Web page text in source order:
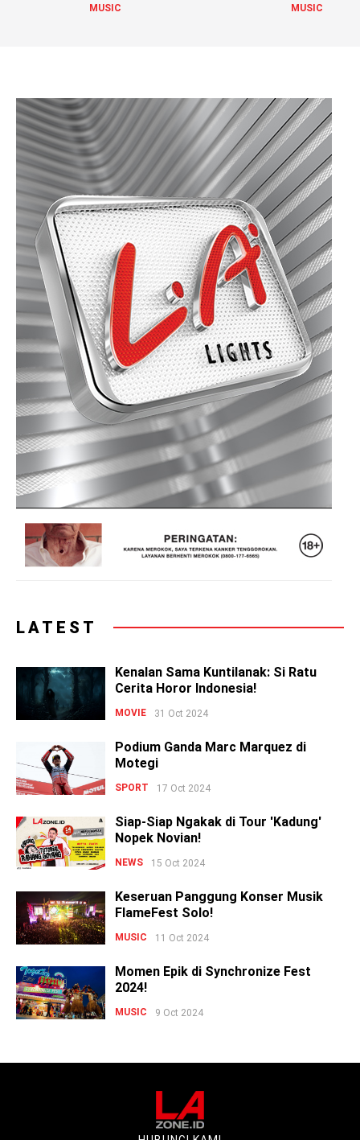
MUSIC MUSIC
LATEST
Kenalan Sama Kuntilanak: Si Ratu
Cerita Horor Indonesia!
MOVIE 31 Oct 2024
Podium Ganda Marc Marquez di
Motegi
SPORT 17 Oct 2024
Siap-Siap Ngakak di Tour 'Kadung'
Nopek Novian!
NEWS 15 Oct 2024
Keseruan Panggung Konser Musik
FlameFest Solo!
MUSIC 11 Oct 2024
Momen Epik di Synchronize Fest
2024!
MUSIC 9 Oct 2024